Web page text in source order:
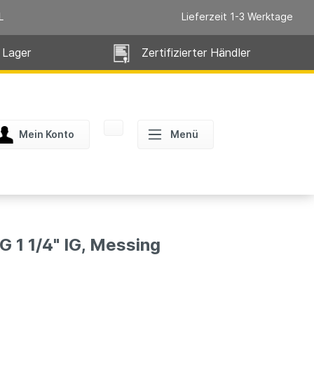
Lieferzeit 1-3 Werktage
Zertifizierter Händler
Mein Konto Menü
1 1/4" IG, Messing